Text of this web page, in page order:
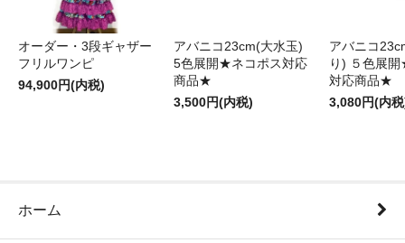
オーダー・3段ギャザー
フリルワンピ
94,900円(内税)
アバニコ23cm(大水玉)
5色展開★ネコポス対応
商品★
3,500円(内税)
アバニコ
り) ５色展
対応商品★
3,080円(内
ホーム